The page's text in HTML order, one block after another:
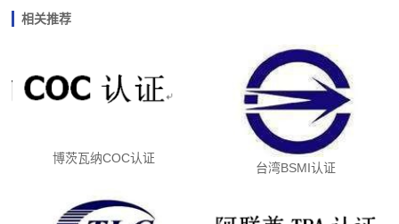
相关推荐
博茨瓦纳COC认证
台湾BSMI认证